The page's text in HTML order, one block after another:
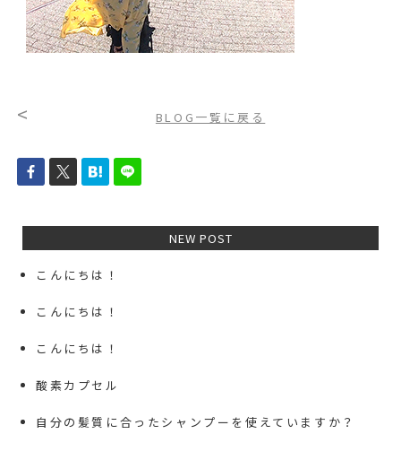
< BLOG一覧に戻る
NEW POST
こんにちは！
こんにちは！
こんにちは！
酸素カプセル
自分の髪質に合ったシャンプーを使えていますか？